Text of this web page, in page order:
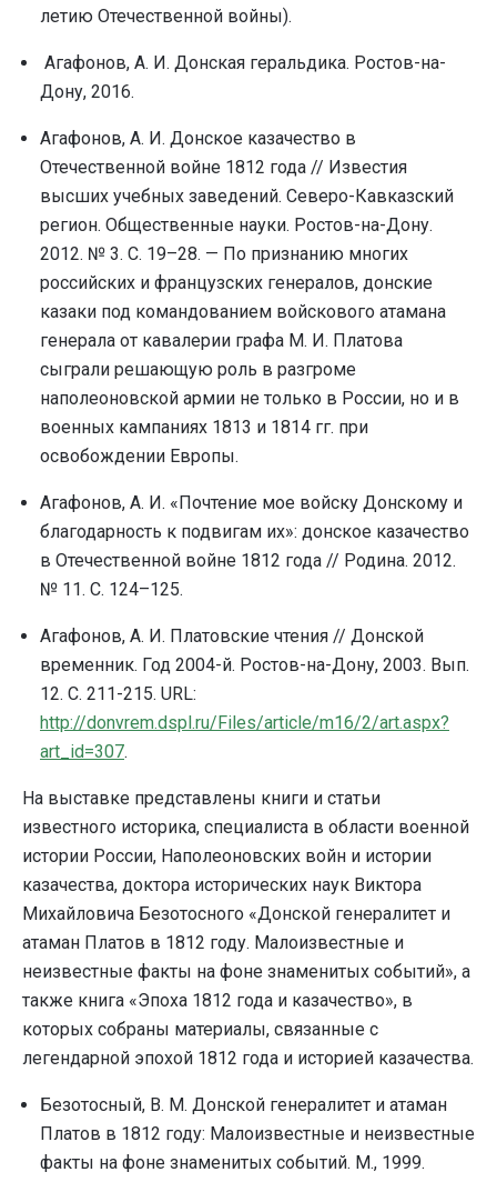
летию Отечественной войны).
Агафонов, А. И. Донская геральдика. Ростов-на-
Дону, 2016.
Агафонов, А. И. Донское казачество в
Отечественной войне 1812 года // Известия
высших учебных заведений. Северо-Кавказский
регион. Общественные науки. Ростов-на-Дону.
2012. № 3. С. 19–28. — По признанию многих
российских и французских генералов, донские
казаки под командованием войскового атамана
генерала от кавалерии графа М. И. Платова
сыграли решающую роль в разгроме
наполеоновской армии не только в России, но и в
военных кампаниях 1813 и 1814 гг. при
освобождении Европы.
Агафонов, А. И. «Почтение мое войску Донскому и
благодарность к подвигам их»: донское казачество
в Отечественной войне 1812 года // Родина. 2012.
№ 11. С. 124–125.
Агафонов, А. И. Платовские чтения // Донской
временник. Год 2004-й. Ростов-на-Дону, 2003. Вып.
12. С. 211-215. URL:
http://donvrem.dspl.ru/Files/article/m16/2/art.aspx?
art_id=307.
На выставке представлены книги и статьи
известного историка, специалиста в области военной
истории России, Наполеоновских войн и истории
казачества, доктора исторических наук Виктора
Михайловича Безотосного «Донской генералитет и
атаман Платов в 1812 году. Малоизвестные и
неизвестные факты на фоне знаменитых событий», а
также книга «Эпоха 1812 года и казачество», в
которых собраны материалы, связанные с
легендарной эпохой 1812 года и историей казачества.
Безотосный, В. М. Донской генералитет и атаман
Платов в 1812 году: Малоизвестные и неизвестные
факты на фоне знаменитых событий. М., 1999.